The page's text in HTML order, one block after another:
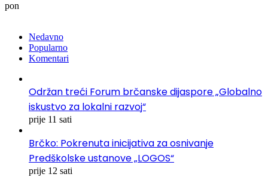
pon
Nedavno
Popularno
Komentari
Održan treći Forum brčanske dijaspore „Globalno
iskustvo za lokalni razvoj“
prije 11 sati
Brčko: Pokrenuta inicijativa za osnivanje
Predškolske ustanove „LOGOS“
prije 12 sati